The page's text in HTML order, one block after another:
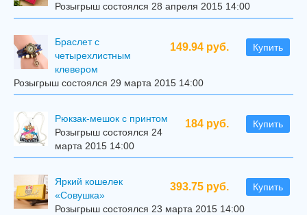
Розыгрыш состоялся 28 апреля 2015 14:00
149.94 руб. Купить
Браслет с
четырехлистным
клевером
Розыгрыш состоялся 29 марта 2015 14:00
184 руб. Купить
Рюкзак-мешок с принтом
Розыгрыш состоялся 24
марта 2015 14:00
393.75 руб. Купить
Яркий кошелек
«Совушка»
Розыгрыш состоялся 23 марта 2015 14:00